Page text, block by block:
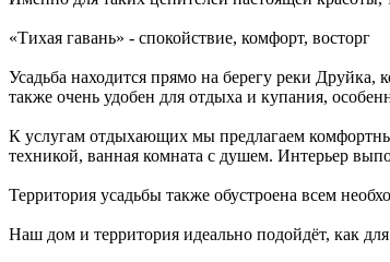
«Тихая гавань» - спокойствие, комфорт, восторг
Усадьба находится прямо на берегу реки Друйка,
также очень удобен для отдыха и купания,
К услугам отдыхающих мы предлагаем
техникой, ванная комната с душем. Интерьер
Территория усадьбы также обустроена всем
Наш дом и территория идеально подойдёт, как